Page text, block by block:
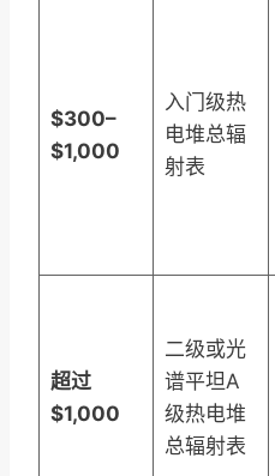
$300–
$1,000
入门级热
电堆总辐
射表
超过
$1,000
二级或光
谱平坦A
级热电堆
总辐射表